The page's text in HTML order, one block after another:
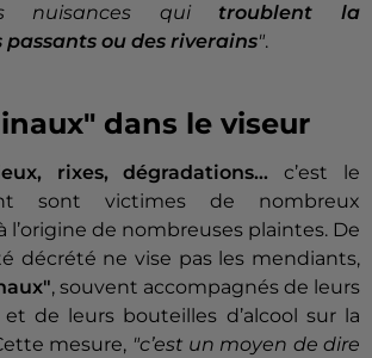
nuisances qui troublent la
ou des riverains".
dans le viseur
rixes, dégradations… c’est le
sont victimes de nombreux
l’origine de nombreuses plaintes. De
décrété ne vise pas les mendiants,
, souvent accompagnés de leurs
de leurs bouteilles d’alcool sur la
mesure, "c’est un moyen de dire